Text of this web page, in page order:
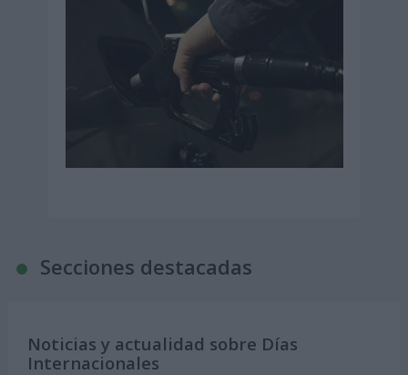
Secciones destacadas
Noticias y actualidad sobre Días
Internacionales